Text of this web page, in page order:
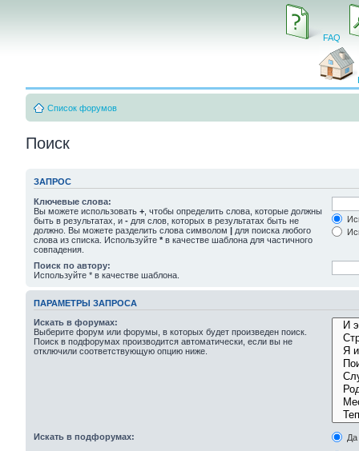
FAQ
Список форумов
Поиск
ЗАПРОС
Ключевые слова:
Вы можете использовать + , чтобы определить слова, которые должны
быть в результатах, и - для слов, которых в результатах быть не
должно. Вы можете разделить слова символом | для поиска любого
слова из списка. Используйте * в качестве шаблона для частичного
совпадения.
Поиск по автору:
Используйте * в качестве шаблона.
ПАРАМЕТРЫ ЗАПРОСА
Искать в форумах:
Выберите форум или форумы, в которых будет произведен поиск.
Поиск в подфорумах производится автоматически, если вы не
отключили соответствующую опцию ниже.
Искать в подфорумах:
Да